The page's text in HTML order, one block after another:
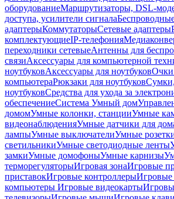
оборудованиеМаршрутизаторы, DSL-
доступа, усилители сигнала
адаптерыКоммутаторыСетевые адаптеры
комплектующиеIP-телефония
переходники сетевыеАнтенны для
связиАксессуары для компьютерной
ноутбуковАксессуары для ноутбуковОчки
компьютераРюкзаки для ноутбуков
ноутбуковСредства для ухода за
обеспечениеСистема Умный дом
домомУмные колонки, станцииУмные
видеонаблюденияУмные датчики для
лампыУмные выключателиУмные
светильникиУмные светодиодные ленты
замкиУмные домофоныУмные карнизы
терморегуляторыИгровая зонаИгровые
приставокИгровые контроллерыИгровые
компьютеры Игровые видеокарты